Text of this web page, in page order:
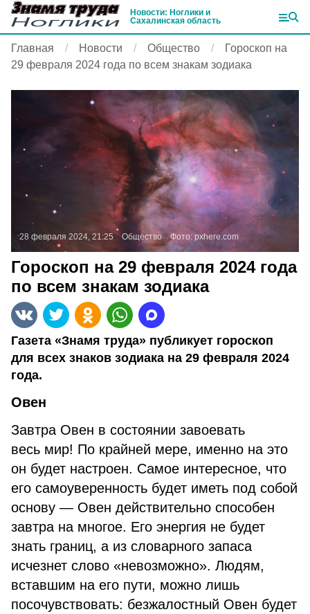
Новости: Ноглики и
Сахалинская область
Главная Новости Общество
Гороскоп на
29 февраля 2024 года по всем знакам зодиака
28 февраля 2024, 21:25 Общество Фото:pxhere.com
Гороскоп на 29 февраля 2024 года
по всем знакам зодиака
Газета «Знамя труда» публикует гороскоп
для всех знаков зодиака на 29 февраля 2024
года.
Овен
Завтра Овен в состоянии завоевать
весь мир! По крайней мере, именно на это
он будет настроен. Самое интересное, что
его самоуверенность будет иметь под собой
основу — Овен действительно способен
завтра на многое. Его энергия не будет
знать границ, а из словарного запаса
исчезнет слово «невозможно». Людям,
вставшим на его пути, можно лишь
посочувствовать: безжалостный Овен будет